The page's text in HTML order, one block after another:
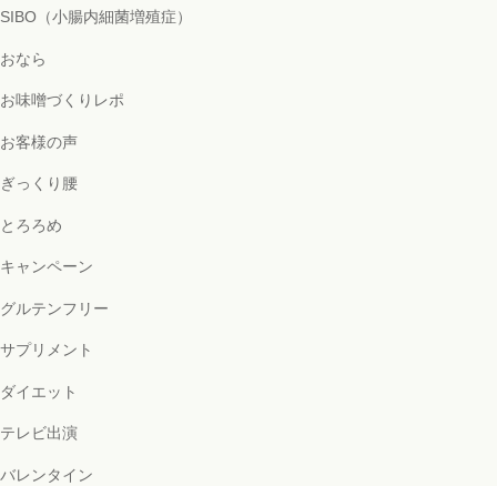
SIBO（小腸内細菌増殖症）
おなら
お味噌づくりレポ
お客様の声
ぎっくり腰
とろろめ
キャンペーン
グルテンフリー
サプリメント
ダイエット
テレビ出演
バレンタイン